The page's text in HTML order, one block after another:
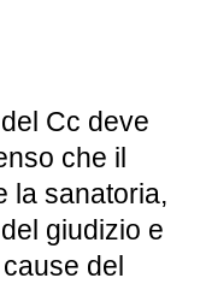
Cc deve
che il
la sanatoria,
giudizio e
del